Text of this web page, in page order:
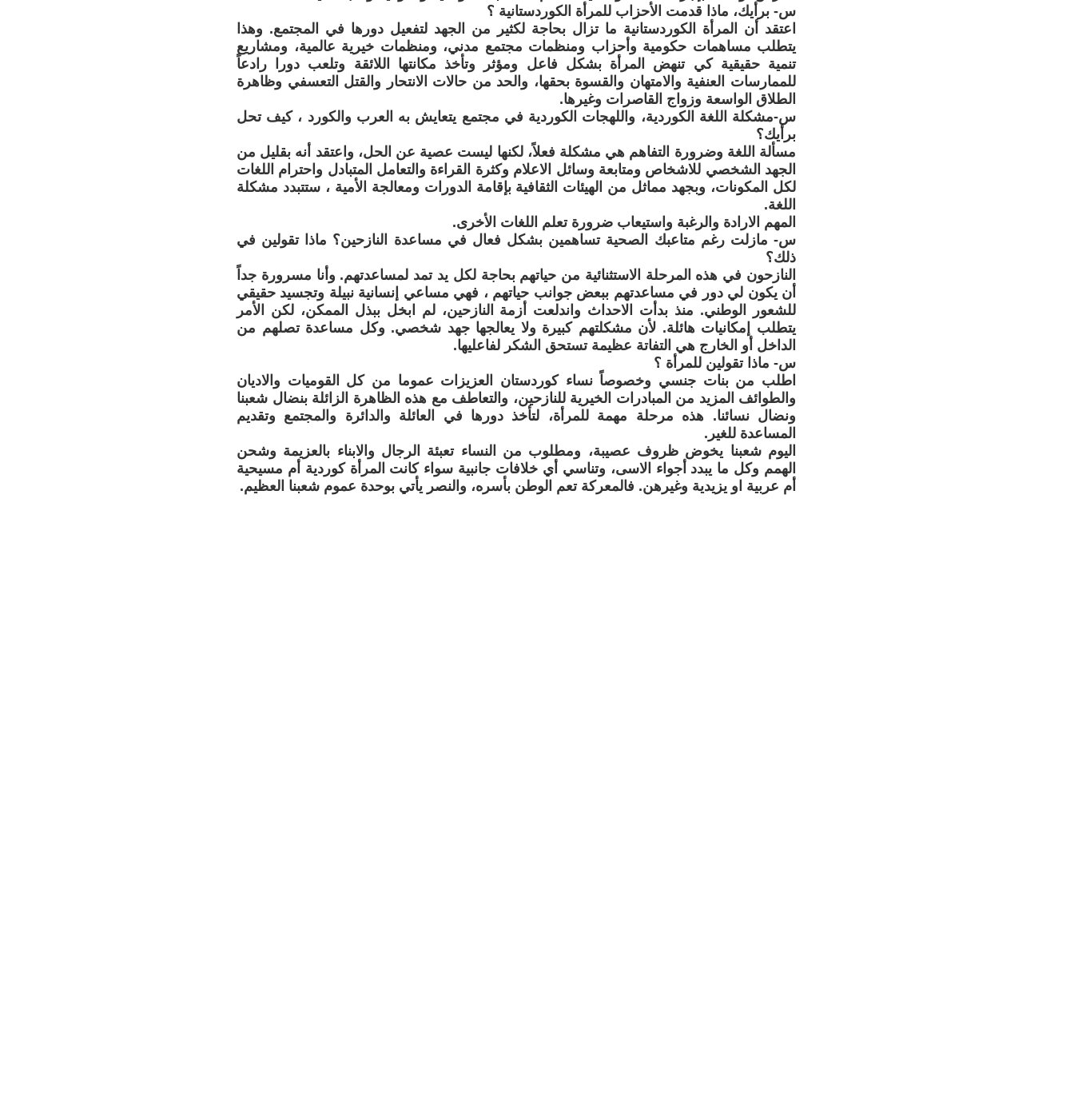
س- برأيك، ماذا قدمت الأحزاب للمرأة الكوردستانية ؟
اعتقد أن المرأة الكوردستانية ما تزال بحاجة لكثير من الجهد لتفعيل دورها في المجتمع. وهذا
يتطلب مساهمات حكومية وأحزاب ومنظمات مجتمع مدني، ومنظمات خيرية عالمية، ومشاريع
تنمية حقيقية كي تنهض المرأة بشكل فاعل ومؤثر وتأخذ مكانتها اللائقة وتلعب دورا رادعاً
للممارسات العنفية والامتهان والقسوة بحقها، والحد من حالات الانتحار والقتل التعسفي وظاهرة
الطلاق الواسعة وزواج القاصرات وغيرها.
س-مشكلة اللغة الكوردية، واللهجات الكوردية في مجتمع يتعايش به العرب والكورد ، كيف تحل
برأيك؟
مسألة اللغة وضرورة التفاهم هي مشكلة فعلاً، لكنها ليست عصية عن الحل، واعتقد أنه بقليل من
الجهد الشخصي للاشخاص ومتابعة وسائل الاعلام وكثرة القراءة والتعامل المتبادل واحترام اللغات
لكل المكونات، وبجهد مماثل من الهيئات الثقافية بإقامة الدورات ومعالجة الأمية ، ستتبدد مشكلة
اللغة.
المهم الارادة والرغبة واستيعاب ضرورة تعلم اللغات الأخرى.
س- مازلت رغم متاعبك الصحية تساهمين بشكل فعال في مساعدة النازحين؟ ماذا تقولين في
ذلك؟
النازحون في هذه المرحلة الاستثنائية من حياتهم بحاجة لكل يد تمد لمساعدتهم. وأنا مسرورة جداً
أن يكون لي دور في مساعدتهم ببعض جوانب حياتهم ، فهي مساعي إنسانية نبيلة وتجسيد حقيقي
للشعور الوطني. منذ بدأت الاحداث واندلعت أزمة النازحين، لم ابخل ببذل الممكن، لكن الأمر
يتطلب إمكانيات هائلة. لأن مشكلتهم كبيرة ولا يعالجها جهد شخصي. وكل مساعدة تصلهم من
الداخل أو الخارج هي التفاتة عظيمة تستحق الشكر لفاعليها.
س- ماذا تقولين للمرأة ؟
اطلب من بنات جنسي وخصوصاً نساء كوردستان العزيزات عموما من كل القوميات والاديان
والطوائف المزيد من المبادرات الخيرية للنازحين، والتعاطف مع هذه الظاهرة الزائلة بنضال شعبنا
ونضال نسائنا. هذه مرحلة مهمة للمرأة، لتأخذ دورها في العائلة والدائرة والمجتمع وتقديم
المساعدة للغير.
اليوم شعبنا يخوض ظروف عصيبة، ومطلوب من النساء تعبئة الرجال والابناء بالعزيمة وشحن
الهمم وكل ما يبدد أجواء الاسى، وتناسي أي خلافات جانبية سواء كانت المرأة كوردية أم مسيحية
أم عربية او يزيدية وغيرهن. فالمعركة تعم الوطن بأسره، والنصر يأتي بوحدة عموم شعبنا العظيم.